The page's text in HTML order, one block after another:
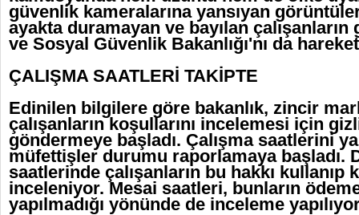
güvenlik kameralarına yansıyan
ayakta duramayan ve bayılan
ve Sosyal Güvenlik Bakanlığı'nı da
ÇALIŞMA SAATLERİ TAKİPTE
Edinilen bilgilere göre bakanlık, zincir
çalışanların koşullarını incelemesi için
göndermeye başladı. Çalışma saatlerini
müfettişler durumu raporlamaya başladı.
saatlerinde çalışanların bu hakkı kullanıp
inceleniyor. Mesai saatleri, bunların
yapılmadığı yönünde de inceleme